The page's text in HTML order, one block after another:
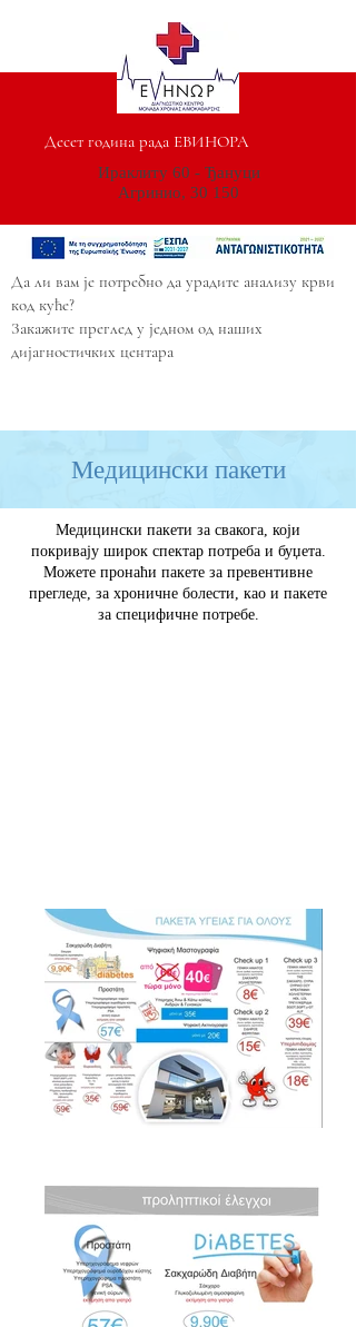
Десет година рада ЕВИНОРА
Ираклиту 60 - Ђануци
Агринио, 30 150
Да ли вам је потребно да урадите анализу крви
код куће?
Закажите преглед у једном од наших
дијагностичких центара
Медицински пакети
Медицински пакети за свакога, који
покривају широк спектар потреба и буџета.
Можете пронаћи пакете за превентивне
прегледе, за хроничне болести, као и пакете
за специфичне потребе.